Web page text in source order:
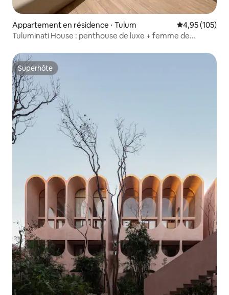
Appartement en résidence ⋅ Tulum Évaluation
4,95 (105)
Tuluminati House : penthouse de luxe + femme de
Superhôte
Superhôte